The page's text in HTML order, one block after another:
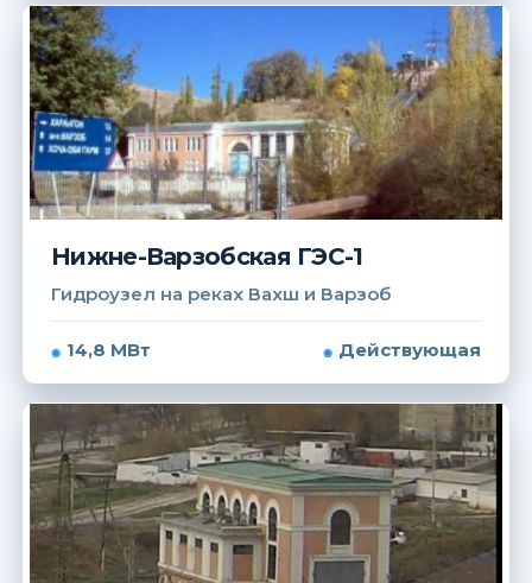
Нижне-Варзобская ГЭС-1
Гидроузел на реках Вахш и Варзоб
14,8 МВт Действующая